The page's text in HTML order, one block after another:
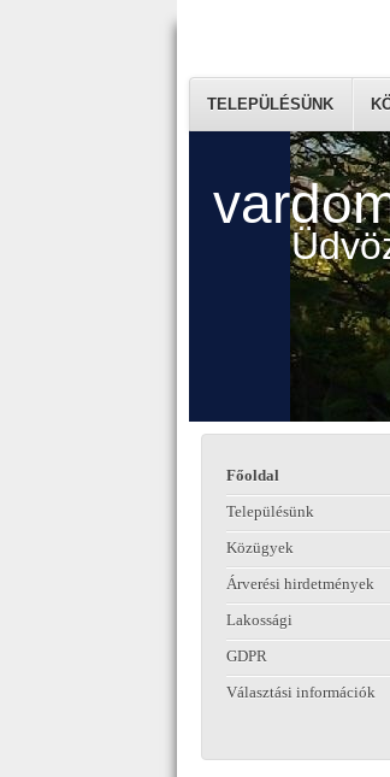
TELEPÜLÉSÜNK
Főoldal
Településünk
Közügyek
Árverési hirdetmények
Lakossági
GDPR
Választási információk